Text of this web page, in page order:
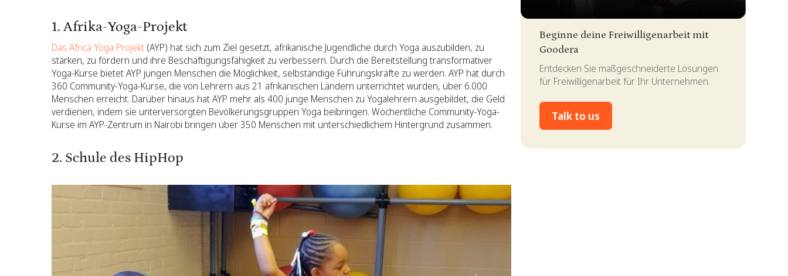
1. Afrika-Yoga-Projekt
Das Africa Yoga Projekt (AYP) hat sich zum Ziel gesetzt, afrikanische Jugendliche durch Yoga auszubilden, zu
stärken, zu fördern und ihre Beschäftigungsfähigkeit zu verbessern. Durch die Bereitstellung transformativer
Yoga-Kurse bietet AYP jungen Menschen die Möglichkeit, selbständige Führungskräfte zu werden. AYP hat durch
360 Community-Yoga-Kurse, die von Lehrern aus 21 afrikanischen Ländern unterrichtet wurden, über 6.000
Menschen erreicht. Darüber hinaus hat AYP mehr als 400 junge Menschen zu Yogalehrern ausgebildet, die Geld
verdienen, indem sie unterversorgten Bevölkerungsgruppen Yoga beibringen. Wöchentliche Community-Yoga-
Kurse im AYP-Zentrum in Nairobi bringen über 350 Menschen mit unterschiedlichem Hintergrund zusammen.
2. Schule des HipHop
Beginne deine Freiwilligenarbeit mit
Goodera
Entdecken Sie maßgeschneiderte Lösungen
für Freiwilligenarbeit für Ihr Unternehmen.
Talk to us